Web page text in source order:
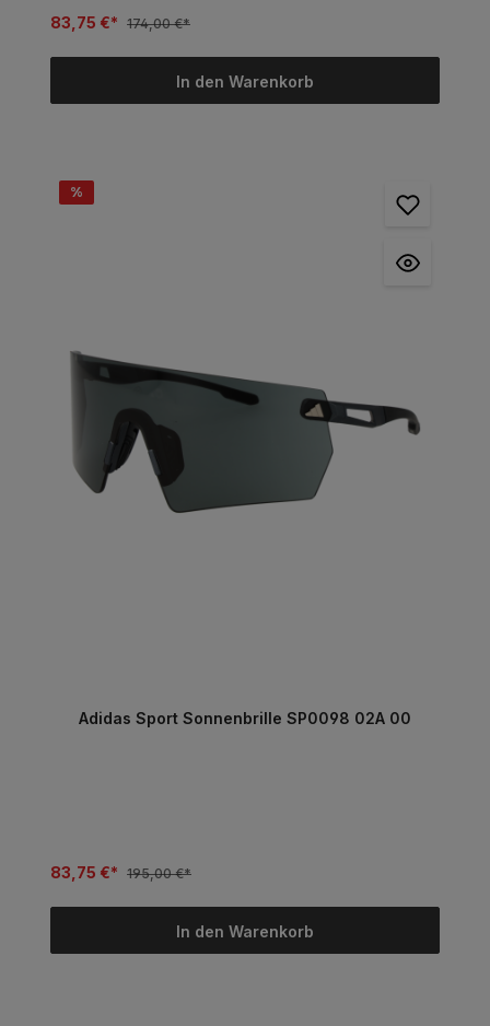
83,75 €* 174,00 €*
In den Warenkorb
%
Adidas Sport Sonnenbrille SP0098 02A 00
83,75 €* 195,00 €*
In den Warenkorb